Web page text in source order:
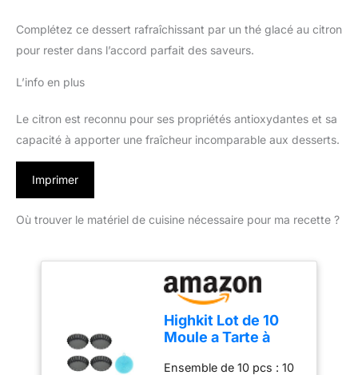
Complétez ce dessert rafraîchissant par un thé glacé au citron
pour rester dans l’accord parfait des saveurs.
L’info en plus
Le citron est reconnu pour ses propriétés antioxydantes et sa
capacité à apporter une fraîcheur incomparable aux desserts.
Imprimer
Où trouver le matériel de cuisine nécessaire pour ma recette ?
Highkit Lot de 10
Moule a Tarte à
Mini 10 cm X10
Ensemble de 10 pcs : 10